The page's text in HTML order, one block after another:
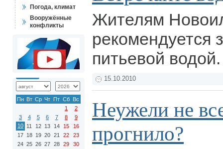
Погода, климат
Вооружённые
конфликты
Пн Вт Ср Чт Пт Сб Вс
1
2
3
4 5 6 7 8
9
10 11 12 13 14 15
16
17 18 19 20 21 22
23
24 25 26 27 28 29
30
Жителям
рекомендуется
питьевой
15.10.2010
Неужели не
прогнило?